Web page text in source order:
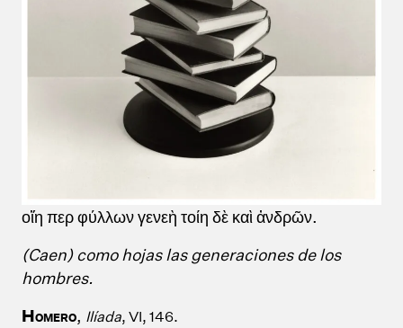
οἵη περ φύλλων γενεὴ τοίη δὲ καὶ ἀνδρῶν.
(Caen) como hojas las generaciones de los
hombres.
HOMERO, Ilíada, VI, 146.